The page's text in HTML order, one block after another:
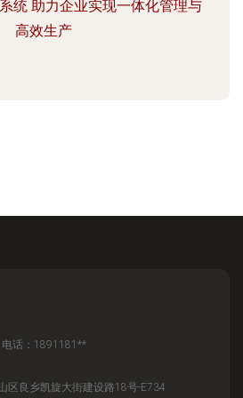
统 助力企业实现一体化管理与
高效生产
电话：1891181**
区良乡凯旋大街建设路18号-E734